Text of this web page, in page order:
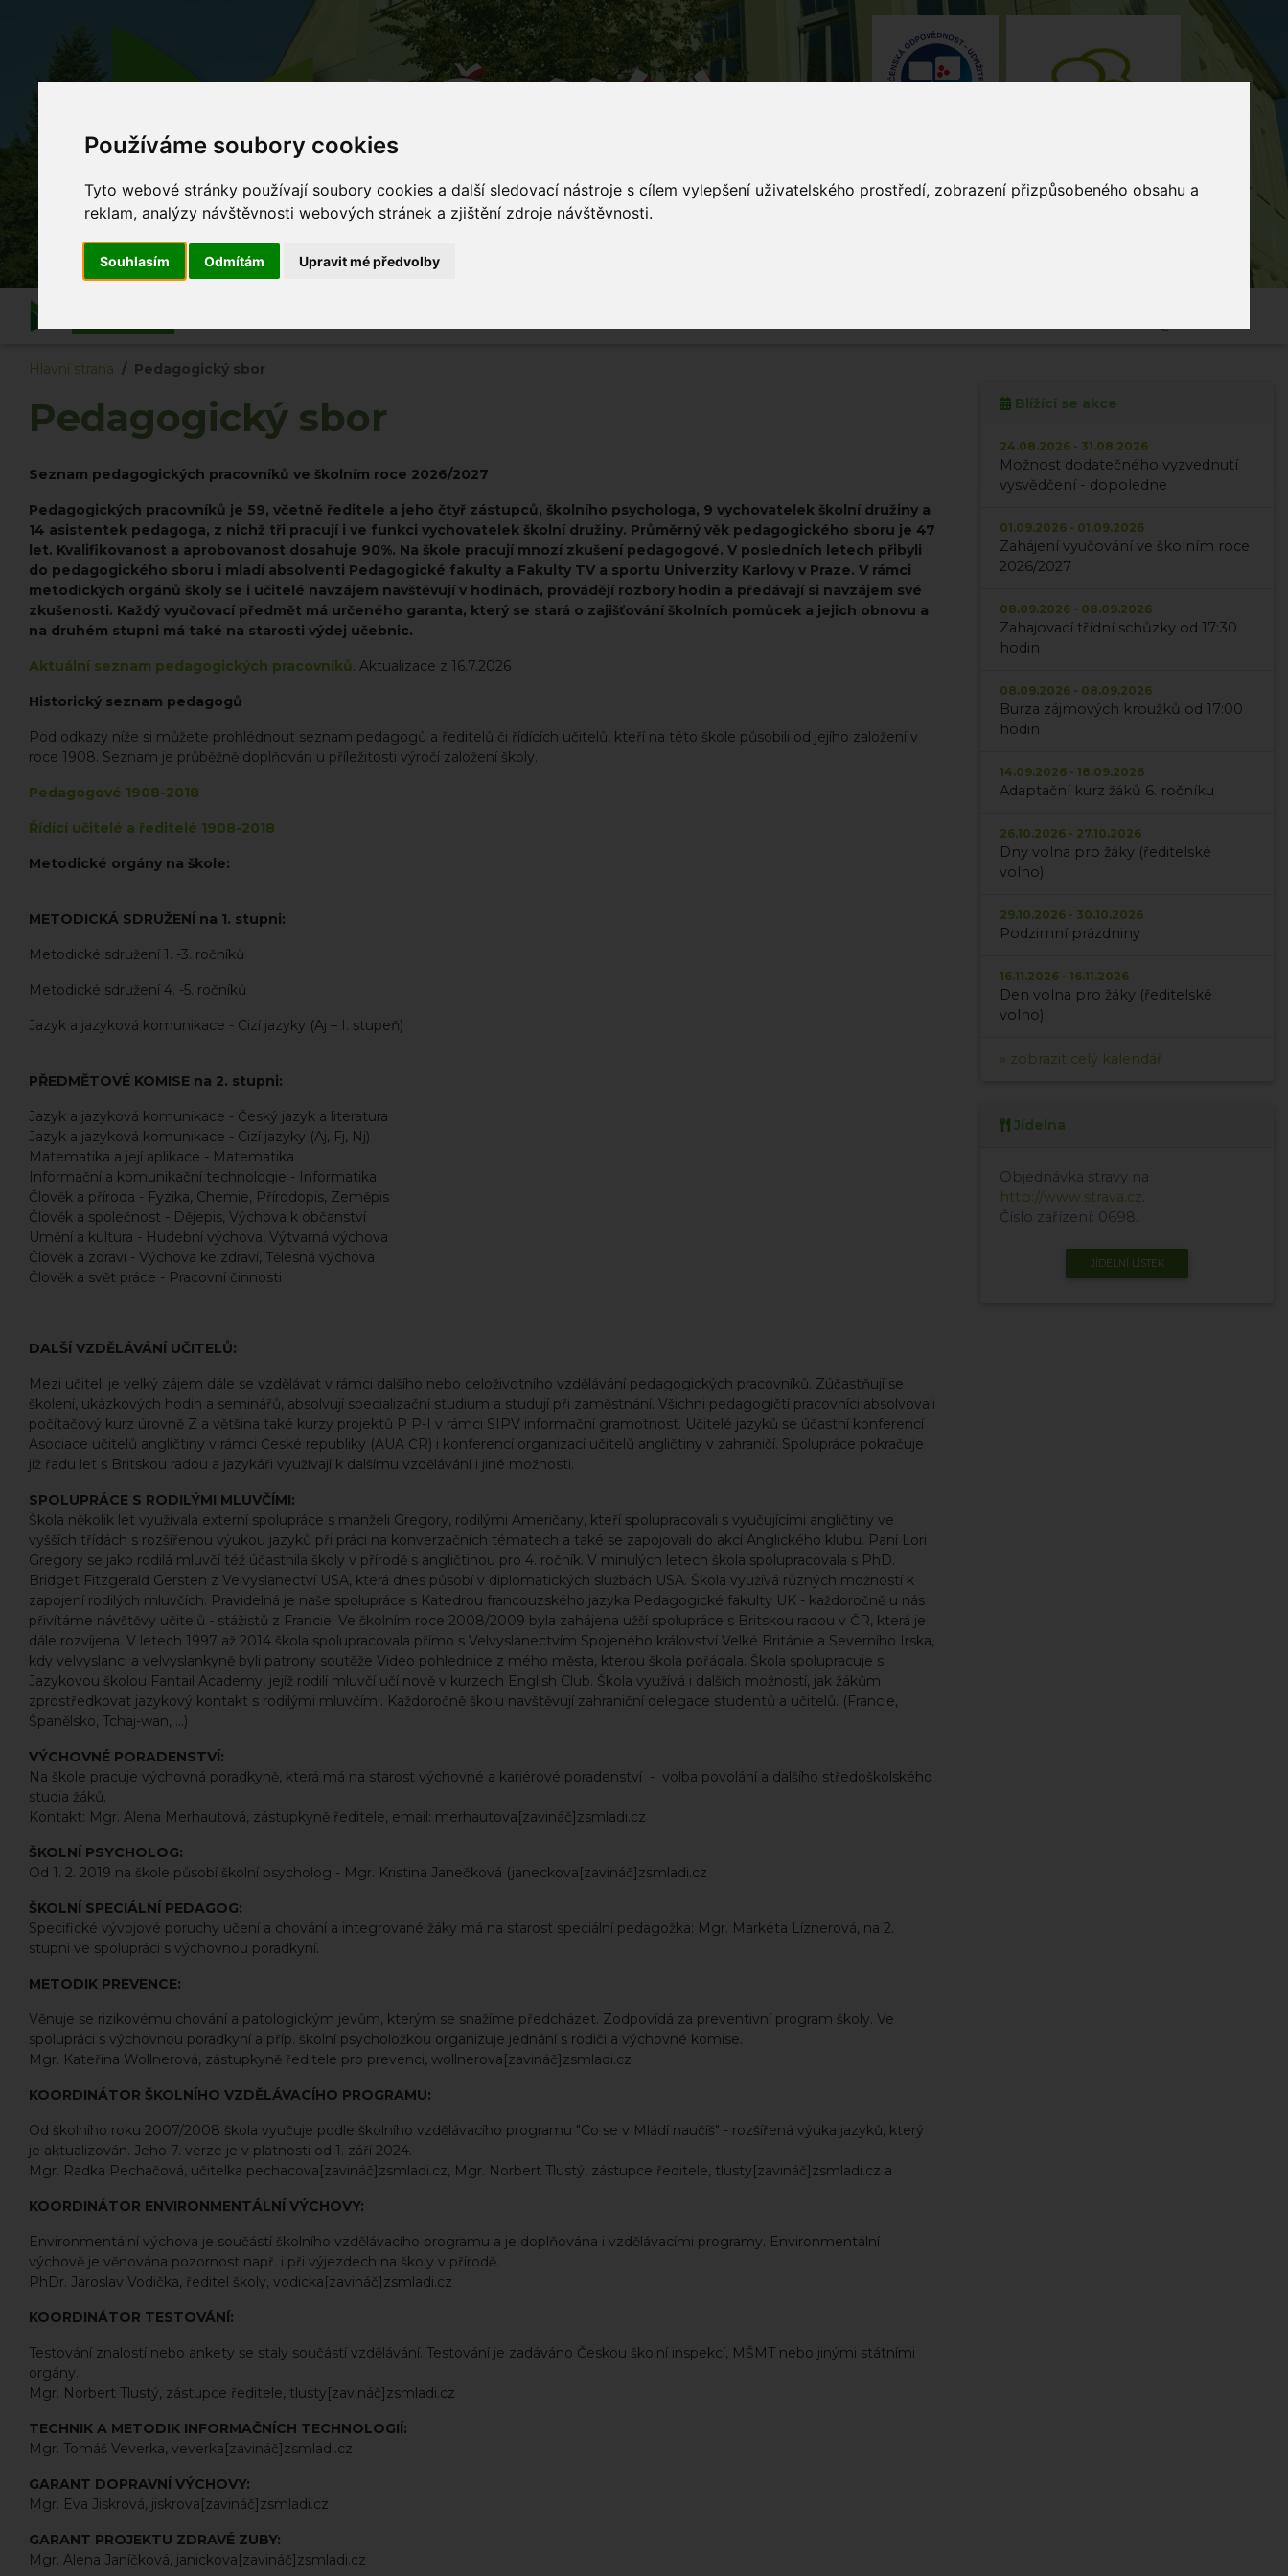
Používáme soubory cookies
Tyto webové stránky používají soubory cookies a další sledovací nástroje s cílem vylepšení uživatelského prostředí, zobrazení přizpůsobeného obsahu a
reklam, analýzy návštěvnosti webových stránek a zjištění zdroje návštěvnosti.
Souhlasím Odmítám Upravit mé předvolby
ZŠ Mládí
Co se v Mládí naučíš...
Hlavní strana Pedagogický sbor
Pedagogický sbor
Seznam pedagogických pracovníků ve školním roce 2026/2027
Pedagogických pracovníků je 59, včetně ředitele a jeho čtyř zástupců, školního psychologa, 9 vychovatelek školní družiny a
14 asistentek pedagoga, z nichž tři pracují i ve funkci vychovatelek školní družiny. Průměrný věk pedagogického sboru je 47
let. Kvalifikovanost a aprobovanost dosahuje 90%. Na škole pracují mnozí zkušení pedagogové. V posledních letech přibyli
do pedagogického sboru i mladí absolventi Pedagogické fakulty a Fakulty TV a sportu Univerzity Karlovy v Praze. V rámci
metodických orgánů školy se i učitelé navzájem navštěvují v hodinách, provádějí rozbory hodin a předávají si navzájem své
zkušenosti. Každý vyučovací předmět má určeného garanta, který se stará o zajišťování školních pomůcek a jejich obnovu a
na druhém stupni má také na starosti výdej učebnic.
Aktuální seznam pedagogických pracovníků. Aktualizace z 16.7.2026
Historický seznam pedagogů
Pod odkazy níže si můžete prohlédnout seznam pedagogů a ředitelů či řídících učitelů, kteří na této škole působili od jejího založení v
roce 1908. Seznam je průběžně doplňován u příležitosti výročí založení školy.
Pedagogové 1908-2018
Řídící učitelé a ředitelé 1908-2018
Metodické orgány na škole:
METODICKÁ SDRUŽENÍ na 1. stupni:
Metodické sdružení 1. -3. ročníků
Metodické sdružení 4. -5. ročníků
Jazyk a jazyková komunikace - Cizí jazyky (Aj – I. stupeň)
PŘEDMĚTOVÉ KOMISE na 2. stupni:
Jazyk a jazyková komunikace - Český jazyk a literatura
Jazyk a jazyková komunikace - Cizí jazyky (Aj, Fj, Nj)
Matematika a její aplikace - Matematika
Informační a komunikační technologie - Informatika
Člověk a příroda - Fyzika, Chemie, Přírodopis, Zeměpis
Člověk a společnost - Dějepis, Výchova k občanství
Umění a kultura - Hudební výchova, Výtvarná výchova
Člověk a zdraví - Výchova ke zdraví, Tělesná výchova
Člověk a svět práce - Pracovní činnosti
DALŠÍ VZDĚLÁVÁNÍ UČITELŮ:
Mezi učiteli je velký zájem dále se vzdělávat v rámci dalšího nebo celoživotního vzdělávání pedagogických pracovníků. Zúčastňují se
školení, ukázkových hodin a seminářů, absolvují specializační studium a studují při zaměstnání. Všichni pedagogičtí pracovníci absolvovali
počítačový kurz úrovně Z a většina také kurzy projektů P P-I v rámci SIPV informační gramotnost. Učitelé jazyků se účastní konferencí
Asociace učitelů angličtiny v rámci České republiky (AUA ČR) i konferencí organizací učitelů angličtiny v zahraničí. Spolupráce pokračuje
již řadu let s Britskou radou a jazykáři využívají k dalšímu vzdělávání i jiné možnosti.
SPOLUPRÁCE S RODILÝMI MLUVČÍMI:
Škola několik let využívala externí spolupráce s manželi Gregory, rodilými Američany, kteří spolupracovali s vyučujícími angličtiny ve
vyšších třídách s rozšířenou výukou jazyků při práci na konverzačních tématech a také se zapojovali do akcí Anglického klubu. Paní Lori
Gregory se jako rodilá mluvčí též účastnila školy v přírodě s angličtinou pro 4. ročník. V minulých letech škola spolupracovala s PhD.
Bridget Fitzgerald Gersten z Velvyslanectví USA, která dnes působí v diplomatických službách USA. Škola využívá různých možností k
zapojení rodilých mluvčích. Pravidelná je naše spolupráce s Katedrou francouzského jazyka Pedagogické fakulty UK - každoročně u nás
přivítáme návštěvy učitelů - stážistů z Francie. Ve školním roce 2008/2009 byla zahájena užší spolupráce s Britskou radou v ČR, která je
dále rozvíjena. V letech 1997 až 2014 škola spolupracovala přímo s Velvyslanectvím Spojeného království Velké Británie a Severního Irska,
kdy velvyslanci a velvyslankyně byli patrony soutěže Video pohlednice z mého města, kterou škola pořádala. Škola spolupracuje s
Jazykovou školou Fantail Academy, jejíž rodilí mluvčí učí nově v kurzech English Club. Škola využívá i dalších možností, jak žákům
zprostředkovat jazykový kontakt s rodilými mluvčími. Každoročně školu navštěvují zahraniční delegace studentů a učitelů. (Francie,
Španělsko, Tchaj-wan, ...)
VÝCHOVNÉ PORADENSTVÍ:
Na škole pracuje výchovná poradkyně, která má na starost výchovné a kariérové poradenství - volba povolání a dalšího středoškolského
studia žáků.
Kontakt: Mgr. Alena Merhautová, zástupkyně ředitele, email: merhautova[zavináč]zsmladi.cz
ŠKOLNÍ PSYCHOLOG:
Od 1. 2. 2019 na škole působí školní psycholog - Mgr. Kristina Janečková (janeckova[zavináč]zsmladi.cz
ŠKOLNÍ SPECIÁLNÍ PEDAGOG:
Specifické vývojové poruchy učení a chování a integrované žáky má na starost speciální pedagožka: Mgr. Markéta Líznerová, na 2.
stupni ve spolupráci s výchovnou poradkyní.
METODIK PREVENCE:
Věnuje se rizikovému chování a patologickým jevům, kterým se snažíme předcházet. Zodpovídá za preventivní program školy. Ve
spolupráci s výchovnou poradkyní a příp. školní psycholožkou organizuje jednání s rodiči a výchovné komise.
Mgr. Kateřina Wollnerová, zástupkyně ředitele pro prevenci, wollnerova[zavináč]zsmladi.cz
KOORDINÁTOR ŠKOLNÍHO VZDĚLÁVACÍHO PROGRAMU:
Od školního roku 2007/2008 škola vyučuje podle školního vzdělávacího programu "Co se v Mládí naučíš" - rozšířená výuka jazyků, který
je aktualizován. Jeho 7. verze je v platnosti od 1. září 2024.
Mgr. Radka Pechačová, učitelka pechacova[zavináč]zsmladi.cz, Mgr. Norbert Tlustý, zástupce ředitele, tlusty[zavináč]zsmladi.cz a
KOORDINÁTOR ENVIRONMENTÁLNÍ VÝCHOVY:
Environmentální výchova je součástí školního vzdělávacího programu a je doplňována i vzdělávacími programy. Environmentální
výchově je věnována pozornost např. i při výjezdech na školy v přírodě.
PhDr. Jaroslav Vodička, ředitel školy, vodicka[zavináč]zsmladi.cz
KOORDINÁTOR TESTOVÁNÍ:
Testování znalostí nebo ankety se staly součástí vzdělávání. Testování je zadáváno Českou školní inspekcí, MŠMT nebo jinými státními
orgány.
Mgr. Norbert Tlustý, zástupce ředitele, tlusty[zavináč]zsmladi.cz
TECHNIK A METODIK INFORMAČNÍCH TECHNOLOGIÍ:
Mgr. Tomáš Veverka, veverka[zavináč]zsmladi.cz
GARANT DOPRAVNÍ VÝCHOVY:
Mgr. Eva Jiskrová, jiskrova[zavináč]zsmladi.cz
GARANT PROJEKTU ZDRAVÉ ZUBY:
Mgr. Alena Janíčková, janickova[zavináč]zsmladi.cz
Blížící se akce
24.08.2026 - 31.08.2026
Možnost dodatečného vyzvednutí
vysvědčení - dopoledne
01.09.2026 - 01.09.2026
Zahájení vyučování ve školním roce
2026/2027
08.09.2026 - 08.09.2026
Zahajovací třídní schůzky od 17:30
hodin
08.09.2026 - 08.09.2026
Burza zájmových kroužků od 17:00
hodin
14.09.2026 - 18.09.2026
Adaptační kurz žáků 6. ročníku
26.10.2026 - 27.10.2026
Dny volna pro žáky (ředitelské
volno)
29.10.2026 - 30.10.2026
Podzimní prázdniny
16.11.2026 - 16.11.2026
Den volna pro žáky (ředitelské
volno)
» zobrazit celý kalendář
Jídelna
Objednávka stravy na
http://www.strava.cz
Číslo zařízení: 0698.
JÍDELNÍ LÍSTEK